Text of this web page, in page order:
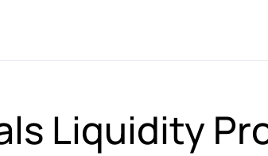
Liquidity